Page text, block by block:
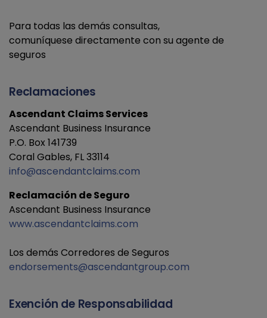
Para todas las demás consultas,
comuníquese directamente con su agente de
seguros
Reclamaciones
Ascendant Claims Services
Ascendant Business Insurance
P.O. Box 141739
Coral Gables, FL 33114
info@ascendantclaims.com
Reclamación de Seguro
Ascendant Business Insurance
www.ascendantclaims.com
Los demás Corredores de Seguros
endorsements@ascendantgroup.com
Exención de Responsabilidad